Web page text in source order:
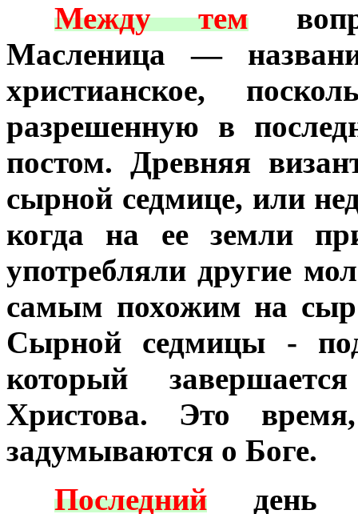
Между тем
Масленица —
христианское,
разрешенную в
постом. Древняя
сырной седмице, или
когда на ее земли
употребляли другие
самым похожим на
Сырной седмицы -
который
Христова. Это
задумываются о Боге.
Последний день